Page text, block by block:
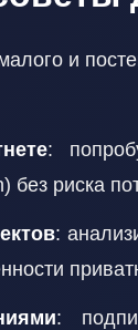
и
:
без риска
:
: